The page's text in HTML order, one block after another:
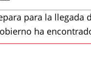
para la
ha